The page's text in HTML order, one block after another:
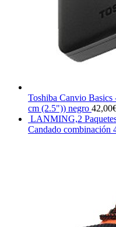
Toshiba Canvio
cm (2.5")) negro 42,00
LANMING,2
Candado combinación